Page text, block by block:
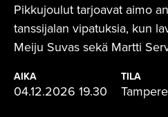
Pikkujoulut tarjoavat aimo
tanssijalan vipatuksia, kun
Meiju Suvas sekä Martti
AIKA
04.12.2026 19.30
TILA